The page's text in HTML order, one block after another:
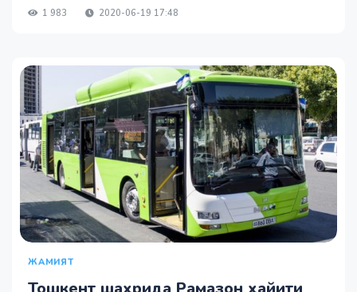
1 983 2020-06-19 17:48
ЖАМИЯТ